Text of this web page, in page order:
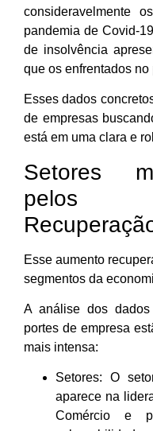
consideravelmente
pandemia de Covid-
de insolvência
que os enfrentados no
Esses dados
de empresas
está em uma clara e
Setores
pelos
Esse aumento
segmentos da
A análise dos
portes de empresa
mais intensa:
Setores: O
aparece na
Comércio e